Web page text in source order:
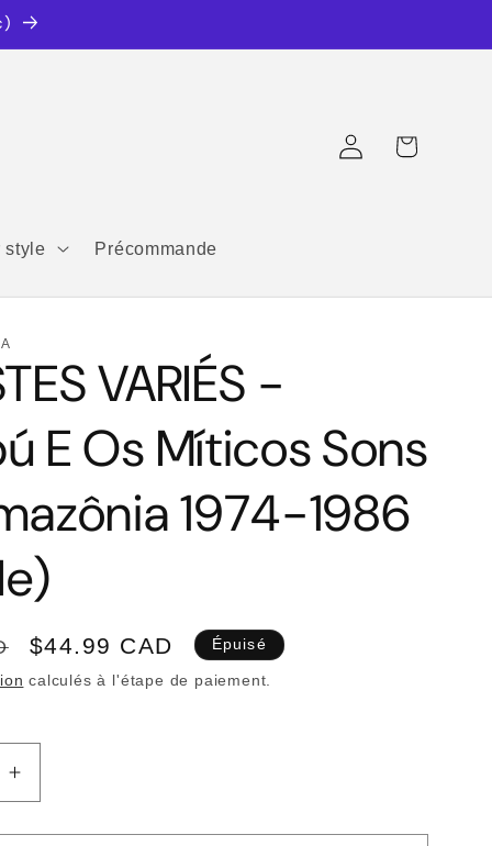
style Précommande
ConnexionPanier
VARIÉS -
E Os Míticos Sons
1974-1986
Prix
promotionnel
$44.99 CAD Épuisé
calculés à l'étape de paiement.
Augmenter
la
quantité